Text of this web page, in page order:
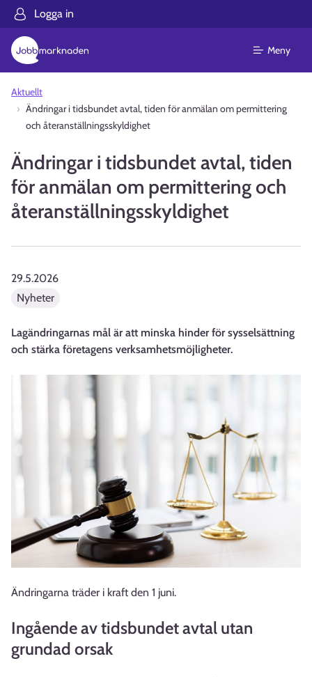
Logga in
Meny
Aktuellt
Ändringar i tidsbundet avtal, tiden för anmälan om permittering
och återanställningsskyldighet
Ändringar i tidsbundet avtal, tiden
för anmälan om permittering och
återanställningsskyldighet
29.5.2026
Nyheter
Lagändringarnas mål är att minska hinder för sysselsättning
och stärka företagens verksamhetsmöjligheter.
Ändringarna träder i kraft den 1 juni.
Ingående av tidsbundet avtal utan
grundad orsak